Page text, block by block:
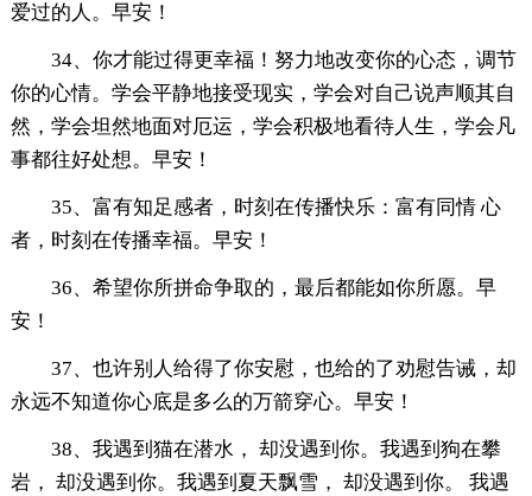
爱过的人。早安！
34、你才能过得更幸福！努力地改变你的心态，调节
你的心情。学会平静地接受现实，学会对自己说声顺其自
然，学会坦然地面对厄运，学会积极地看待人生，学会凡
事都往好处想。早安！
35、富有知足感者，时刻在传播快乐：富有同情 心
者，时刻在传播幸福。早安！
36、希望你所拼命争取的，最后都能如你所愿。早
安！
37、也许别人给得了你安慰，也给的了劝慰告诫，却
永远不知道你心底是多么的万箭穿心。早安！
38、我遇到猫在潜水， 却没遇到你。我遇到狗在攀
岩， 却没遇到你。我遇到夏天飘雪， 却没遇到你。 我遇